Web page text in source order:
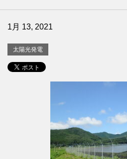
1月 13, 2021
太陽光発電